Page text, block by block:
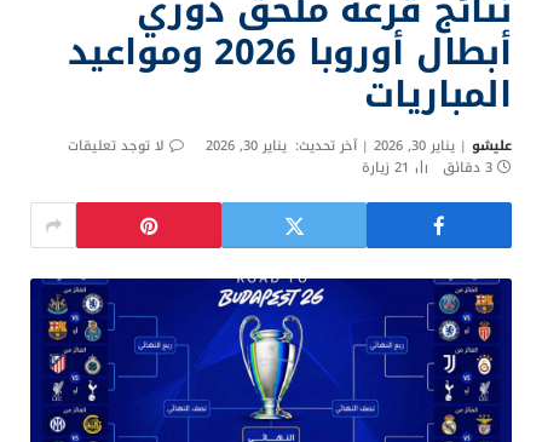
أبطال أوروبا 2026 ومواعيد
المباريات
عليشو يناير 30, 2026 آخر تحديث: يناير 30, 2026
لا توجد تعليقات
3 دقائق
21 زيارة